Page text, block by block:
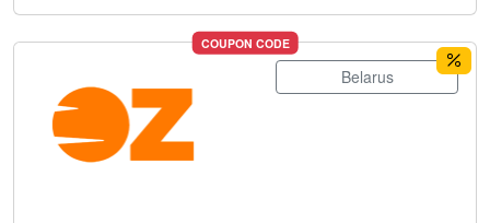
COUPON CODE
Belarus